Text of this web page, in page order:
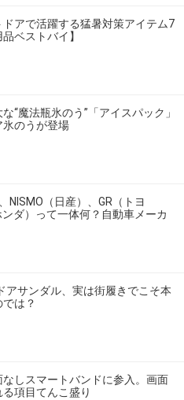
アで活躍する猛暑対策アイテム7
ベストバイ】
“魔法瓶氷のう”「アイスパック」
氷のうが登場
NISMO（日産）、GR（トヨ
ンダ）って一体何？自動車メーカ
アサンダル、実は街履きでこそ本
は？
なしスマートバンドに参入。画面
項目てんこ盛り